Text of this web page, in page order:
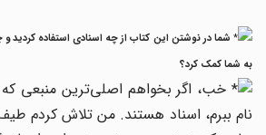
شما در نوشتن این کتاب از چه اسنادی استفاده کردید و
به شما کمک کرد؟
خب، اگر بخواهم اصلی‌ترین منبعی که به
نام ببرم، اسناد هستند. من تلاش کردم طیف